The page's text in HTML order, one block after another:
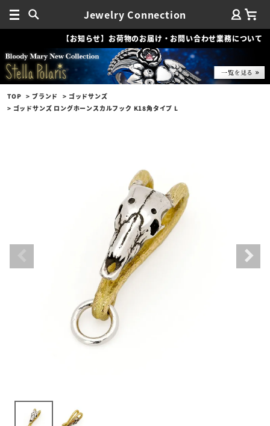
Jewelry Connection
【お知らせ】お荷物のお届け・お問い合わせ業務について
TOP ブランド
ゴッドサンズ
ゴッドサンズ ロングホーンスカルフック K18角タイプ L